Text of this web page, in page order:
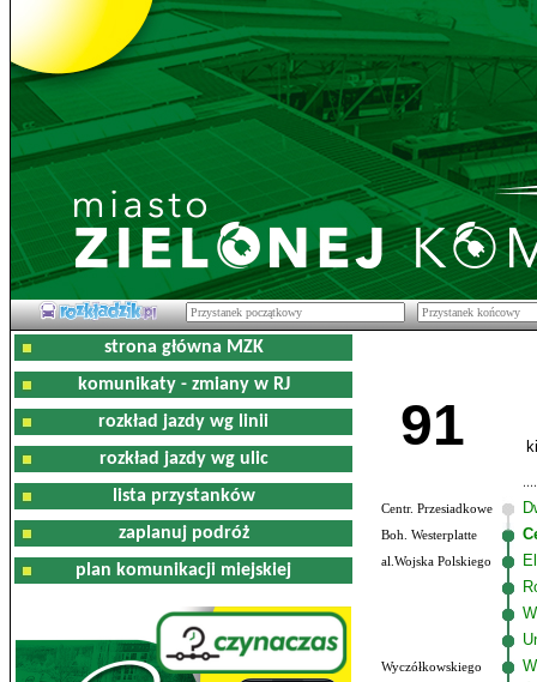
strona główna MZK
komunikaty - zmiany w RJ
rozkład jazdy wg linii
rozkład jazdy wg ulic
lista przystanków
zaplanuj podróż
plan komunikacji miejskiej
91
Centr. Przesiadkowe
Boh. Westerplatte
al.Wojska Polskiego
Wyczółkowskiego